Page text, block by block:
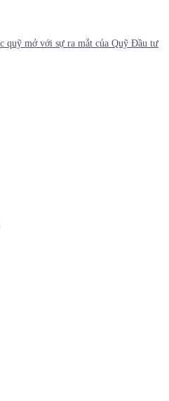
quỹ mở với sự ra mắt của Quỹ Đầu tư